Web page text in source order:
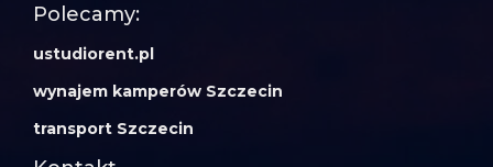
Polecamy:
ustudiorent.pl
wynajem kamperów Szczecin
transport Szczecin